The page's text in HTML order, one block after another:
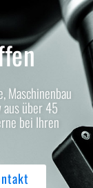
Maschinenbau
über 45
bei Ihren